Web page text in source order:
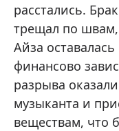
расстались.
трещал по
Айза
финансово
разрыва
музыканта и
веществам, что